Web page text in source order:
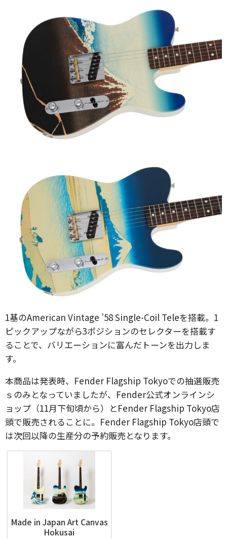
1基のAmerican Vintage ’58 Single-Coil Teleを搭載。1
ピックアップながら3ポジションのセレクターを搭載す
ることで、バリエーションに富んだトーンを出力しま
す。
本商品は発表時、Fender Flagship Tokyoでの抽選販売
ｓのみとなっていましたが、Fender公式オンラインシ
ョップ（11月下旬頃から）とFender Flagship Tokyo店
頭で販売されることに。Fender Flagship Tokyo店頭で
は次回以降の生産分の予約販売となります。
Made in Japan Art Canvas
Hokusai